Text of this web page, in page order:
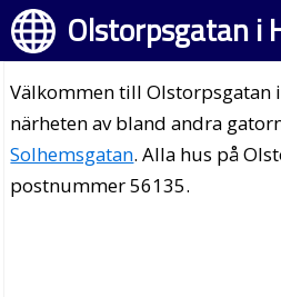
Olstorpsgatan i
Välkommen till Olstorpsgatan i
närheten av bland andra
Solhemsgatan. Alla hus på
postnummer 56135.